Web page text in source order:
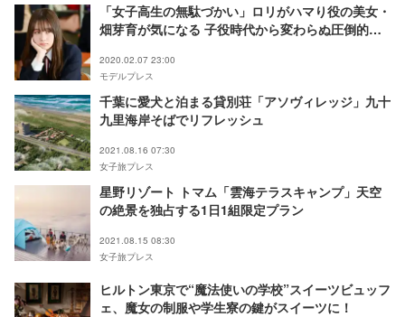
「女子高生の無駄づかい」ロリがハマり役の美女・
畑芽育が気になる 子役時代から変わらぬ圧倒的ビ
2020.02.07 23:00
モデルプレス
千葉に愛犬と泊まる貸別荘「アソヴィレッジ」九十
九里海岸そばでリフレッシュ
2021.08.16 07:30
女子旅プレス
星野リゾート トマム「雲海テラスキャンプ」天空
の絶景を独占する1日1組限定プラン
2021.08.15 08:30
女子旅プレス
ヒルトン東京で“魔法使いの学校”スイーツビュッフ
ェ、魔女の制服や学生寮の鍵がスイーツに！